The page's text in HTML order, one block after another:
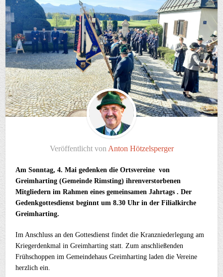
Veröffentlicht von Anton Hötzelsperger
Am Sonntag, 4. Mai gedenken die Ortsvereine von
Greimharting (Gemeinde Rimsting) ihrenverstorbenen
Mitgliedern im Rahmen eines gemeinsamen Jahrtags . Der
Gedenkgottesdienst beginnt um 8.30 Uhr in der Filialkirche
Greimharting.
Im Anschluss an den Gottesdienst findet die Kranzniederlegung am
Kriegerdenkmal in Greimharting statt. Zum anschließenden
Frühschoppen im Gemeindehaus Greimharting laden die Vereine
herzlich ein.